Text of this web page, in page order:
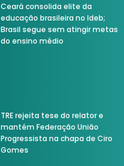
Ceará consolida elite da
educação brasileira no Ideb;
Brasil segue sem atingir metas
do ensino médio
TRE rejeita tese do relator e
mantém Federação União
Progressista na chapa de Ciro
Gomes